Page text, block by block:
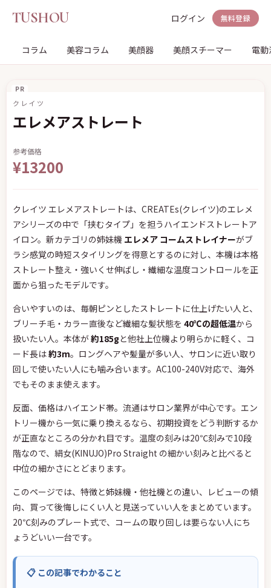
TUSHOU ログイン 無料登録
コラム 美容コラム 美顔器 美顔スチーマー 電
PR
クレイツ
エレメアストレート
参考価格
¥13200
クレイツ エレメアストレートは、CREATEs(クレイツ)のエレメ
アシリーズの中で「挟むタイプ」を担うハイエンドストレートア
イロン。新カテゴリの姉妹機 エレメア コームストレイナーがブ
ラシ感覚の時短スタイリングを得意とするのに対し、本機は本格
ストレート整え・強いくせ伸ばし・繊細な温度コントロールを正
面から狙ったモデルです。
合いやすいのは、毎朝ピンとしたストレートに仕上げたい人と、
ブリーチ毛・カラー直後など繊細な髪状態を 40℃の超低温から
扱いたい人。本体が約185gと他社上位機より明らかに軽く、コ
ード長は約3m。ロングヘアや髪量が多い人、サロンに近い取り
回しで使いたい人にも噛み合います。AC100-240V対応で、海外
でもそのまま使えます。
反面、価格はハイエンド帯。流通はサロン業界が中心です。エン
トリー機から一気に乗り換えるなら、初期投資をどう判断するか
が正直なところの分かれ目です。温度の刻みは20℃刻みで10段
階なので、絹女(KINUJO)Pro Straight の細かい刻みと比べると
中位の細かさにとどまります。
このページでは、特徴と姉妹機・他社機との違い、レビューの傾
向、買って後悔しにくい人と見送っていい人をまとめています。
20℃刻みのプレート式で、コームの取り回しは要らない人にち
ょうどいい一台です。
📋 この記事でわかること